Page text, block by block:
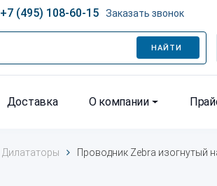
+7 (495) 108-60-15 Заказать звонок
НАЙТИ
Доставка О компании
Дилататоры
Проводник Zebra изогнутый